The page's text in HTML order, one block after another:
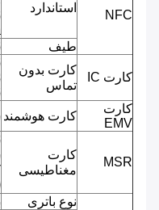
NFC
استاندارد
طیف
کارت IC
کارت بدون
تماس
کارت
EMV
کارت هوشمند
MSR
کارت
مغناطیسی
نوع باتری